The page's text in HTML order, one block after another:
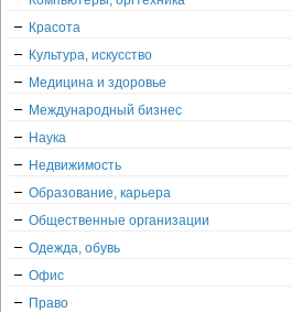
Красота
Культура, искусство
Медицина и здоровье
Международный бизнес
Наука
Недвижимость
Образование, карьера
Общественные организации
Одежда, обувь
Офис
Право